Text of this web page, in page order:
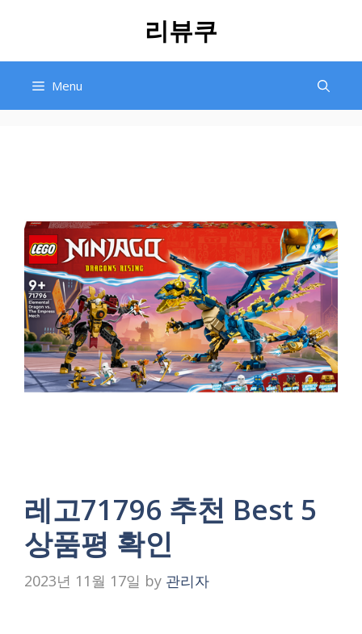
리뷰쿠
Menu
레고71796 추천 Best 5
상품평 확인
2023년 11월 17일 by 관리자